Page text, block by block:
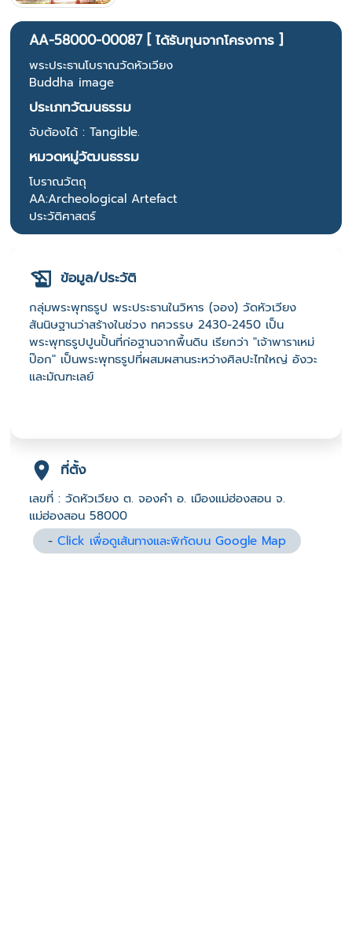
AA-58000-00087 [ ได้รับทุนจากโครงการ ]
พระประธานโบราณวัดหัวเวียง
Buddha image
ประเภทวัฒนธรรม
จับต้องได้ : Tangible.
หมวดหมู่วัฒนธรรม
โบราณวัตถุ
AA:Archeological Artefact
ประวัติศาสตร์
ข้อมูล/ประวัติ
กลุ่มพระพุทธรูป พระประธานในวิหาร (จอง) วัดหัวเวียง
สันนิษฐานว่าสร้างในช่วง ทศวรรษ 2430-2450 เป็น
พระพุทธรูปปูนปั้นที่ก่อฐานจากพื้นดิน เรียกว่า "เจ้าพาราเหม่
ป๊อก" เป็นพระพุทธรูปที่ผสมผสานระหว่างศิลปะไทใหญ่ อังวะ
และมัณฑะเลย์
ที่ตั้ง
เลขที่ : วัดหัวเวียง ต. จองคำ อ. เมืองแม่ฮ่องสอน จ.
แม่ฮ่องสอน 58000
-Click เพื่อดูเส้นทางและพิกัดบน Google Map